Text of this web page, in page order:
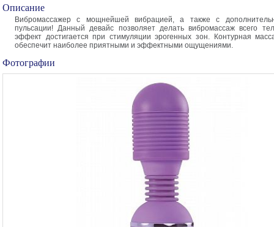
Описание
Вибромассажер с мощнейшей вибрацией, а также с
пульсации! Данный девайс позволяет делать вибромассаж всего
эффект достигается при стимуляции эрогенных зон. Контурная
обеспечит наиболее приятными и эффектными ощущениями.
Фотографии